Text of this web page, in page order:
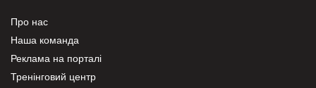
Про нас
Наша команда
Реклама на порталі
Тренінговий центр